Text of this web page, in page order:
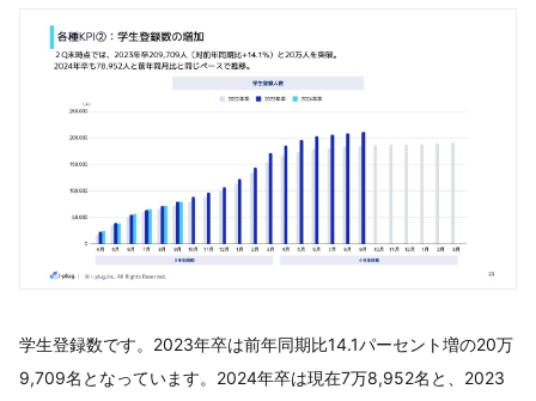
学生登録数です。2023年卒は前年同期比14.1パーセント増の20万
9,709名となっています。2024年卒は現在7万8,952名と、2023